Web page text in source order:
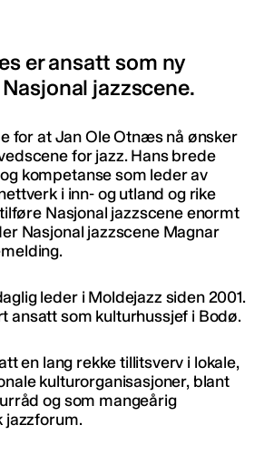
er ansatt som ny
jazzscene.
for at Jan Ole Otnæs nå ønsker
for jazz. Hans brede
kompetanse som leder av
i inn- og utland og rike
Nasjonal jazzscene enormt
Nasjonal jazzscene Magnar
leder i Moldejazz siden 2001.
ansatt som kulturhussjef i Bodø.
en lang rekke tillitsverv i lokale,
kulturorganisasjoner, blant
og som mangeårig
jazzforum.